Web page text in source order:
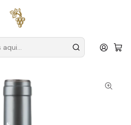
a partir de
Verde
Soalheiro
Vinho Verde Rosé 1,5L